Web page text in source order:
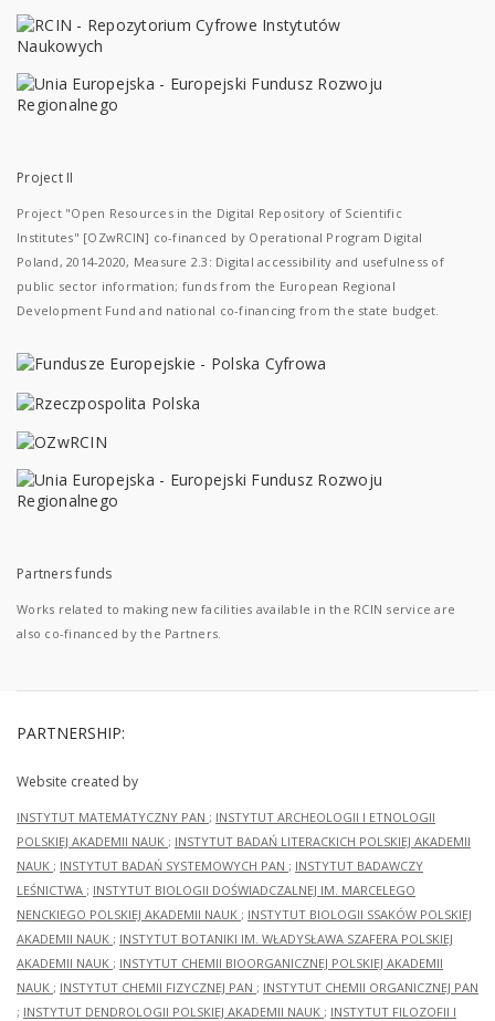
Project II
Project "Open Resources in the Digital Repository of Scientific
Institutes" [OZwRCIN] co-financed by Operational Program Digital
Poland, 2014-2020, Measure 2.3: Digital accessibility and usefulness of
public sector information; funds from the European Regional
Development Fund and national co-financing from the state budget.
Partners funds
Works related to making new facilities available in the RCIN service are
also co-financed by the Partners.
PARTNERSHIP:
Website created by
INSTYTUT MATEMATYCZNY PAN ; INSTYTUT ARCHEOLOGII I ETNOLOGII
POLSKIEJ AKADEMII NAUK ; INSTYTUT BADAŃ LITERACKICH POLSKIEJ AKADEMII
NAUK ; INSTYTUT BADAŃ SYSTEMOWYCH PAN ; INSTYTUT BADAWCZY
LEŚNICTWA ; INSTYTUT BIOLOGII DOŚWIADCZALNEJ IM. MARCELEGO
NENCKIEGO POLSKIEJ AKADEMII NAUK ; INSTYTUT BIOLOGII SSAKÓW POLSKIEJ
AKADEMII NAUK ; INSTYTUT BOTANIKI IM. WŁADYSŁAWA SZAFERA POLSKIEJ
AKADEMII NAUK ; INSTYTUT CHEMII BIOORGANICZNEJ POLSKIEJ AKADEMII
NAUK ; INSTYTUT CHEMII FIZYCZNEJ PAN ; INSTYTUT CHEMII ORGANICZNEJ PAN
; INSTYTUT DENDROLOGII POLSKIEJ AKADEMII NAUK ; INSTYTUT FILOZOFII I